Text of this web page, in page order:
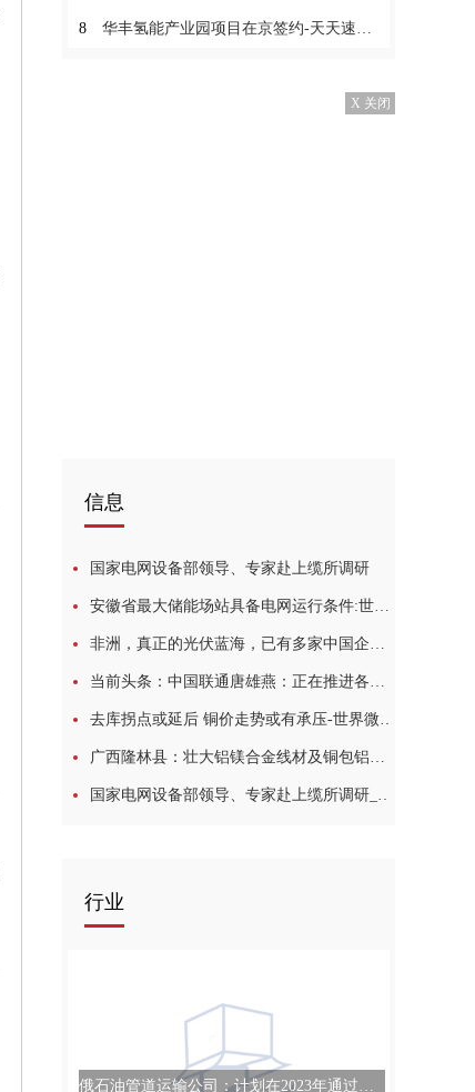
8 华丰氢能产业园项目在京签约-天天速看料
X 关闭
信息
国家电网设备部领导、专家赴上缆所调研
安徽省最大储能场站具备电网运行条件:世界观焦点
非洲，真正的光伏蓝海，已有多家中国企业率先布局-全球焦点
当前头条：中国联通唐雄燕：正在推进各类新型光纤技术研究和应用
去库拐点或延后 铜价走势或有承压-世界微动态
广西隆林县：壮大铝镁合金线材及铜包铝线材产业，工业提质“铝”创新绩 环球观点
国家电网设备部领导、专家赴上缆所调研_热点在线
行业
俄石油管道运输公司：计划在2023年通过科兹米诺港转运至少4000万吨石油